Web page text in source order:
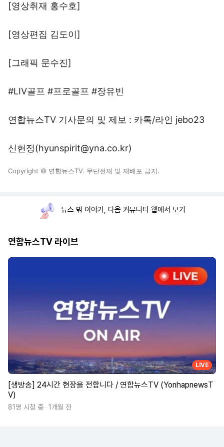
[영상취재 홍수호]
[영상편집 김도이]
[그래픽 문수진]
#LIV골프 #프로골프 #장유빈
연합뉴스TV 기사문의 및 제보 : 카톡/라인 jebo23
신현정(hyunspirit@yna.co.kr)
Copyright © 연합뉴스TV. 무단전재 및 재배포 금지.
뉴스 밖 이야기, 다음 커뮤니티 웹에서 보기
연합뉴스TV 라이브
LIVE
[생방송] 24시간 현장을 전합니다 / 연합뉴스TV (YonhapnewsT
V)
81명 시청 중 1개월 전